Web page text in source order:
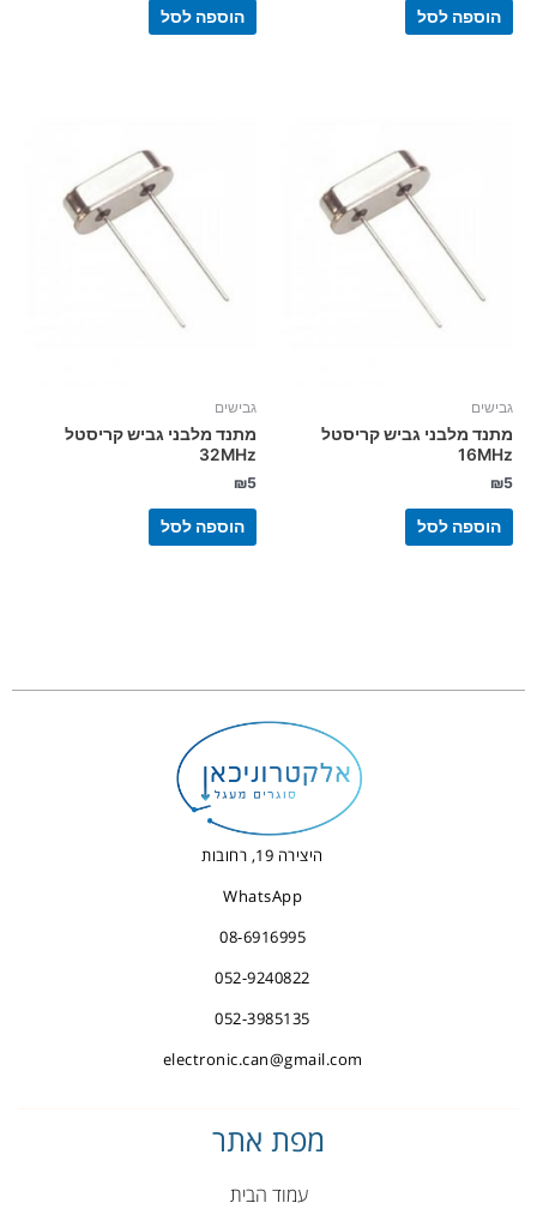
הוספה לסל הוספה לסל
גבישים
מתנד מלבני גביש קריסטל
16MHz
₪5
הוספה לסל
גבישים
מתנד מלבני גביש קריסטל
32MHz
₪5
הוספה לסל
היצירה 19, רחובות
WhatsApp
08-6916995
052-9240822
052-3985135
electronic.can@gmail.com
מפת אתר
עמוד הבית